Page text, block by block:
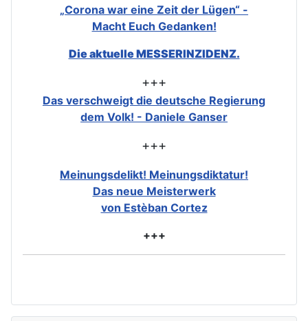
„Corona war eine Zeit der Lügen“ -
Macht Euch Gedanken!
Die aktuelle MESSERINZIDENZ.
+++
Das verschweigt die deutsche Regierung
dem Volk! - Daniele Ganser
+++
Meinungsdelikt! Meinungsdiktatur!
Das neue Meisterwerk
von Estèban Cortez
+++